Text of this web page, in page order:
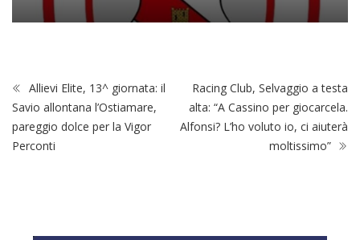
Allievi Elite, 13^ giornata: il
Savio allontana l’Ostiamare,
pareggio dolce per la Vigor
Perconti
Racing Club, Selvaggio a testa
alta: “A Cassino per giocarcela.
Alfonsi? L’ho voluto io, ci aiuterà
moltissimo”